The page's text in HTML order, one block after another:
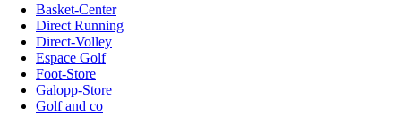
Basket-Center
Direct Running
Direct-Volley
Espace Golf
Foot-Store
Galopp-Store
Golf and co